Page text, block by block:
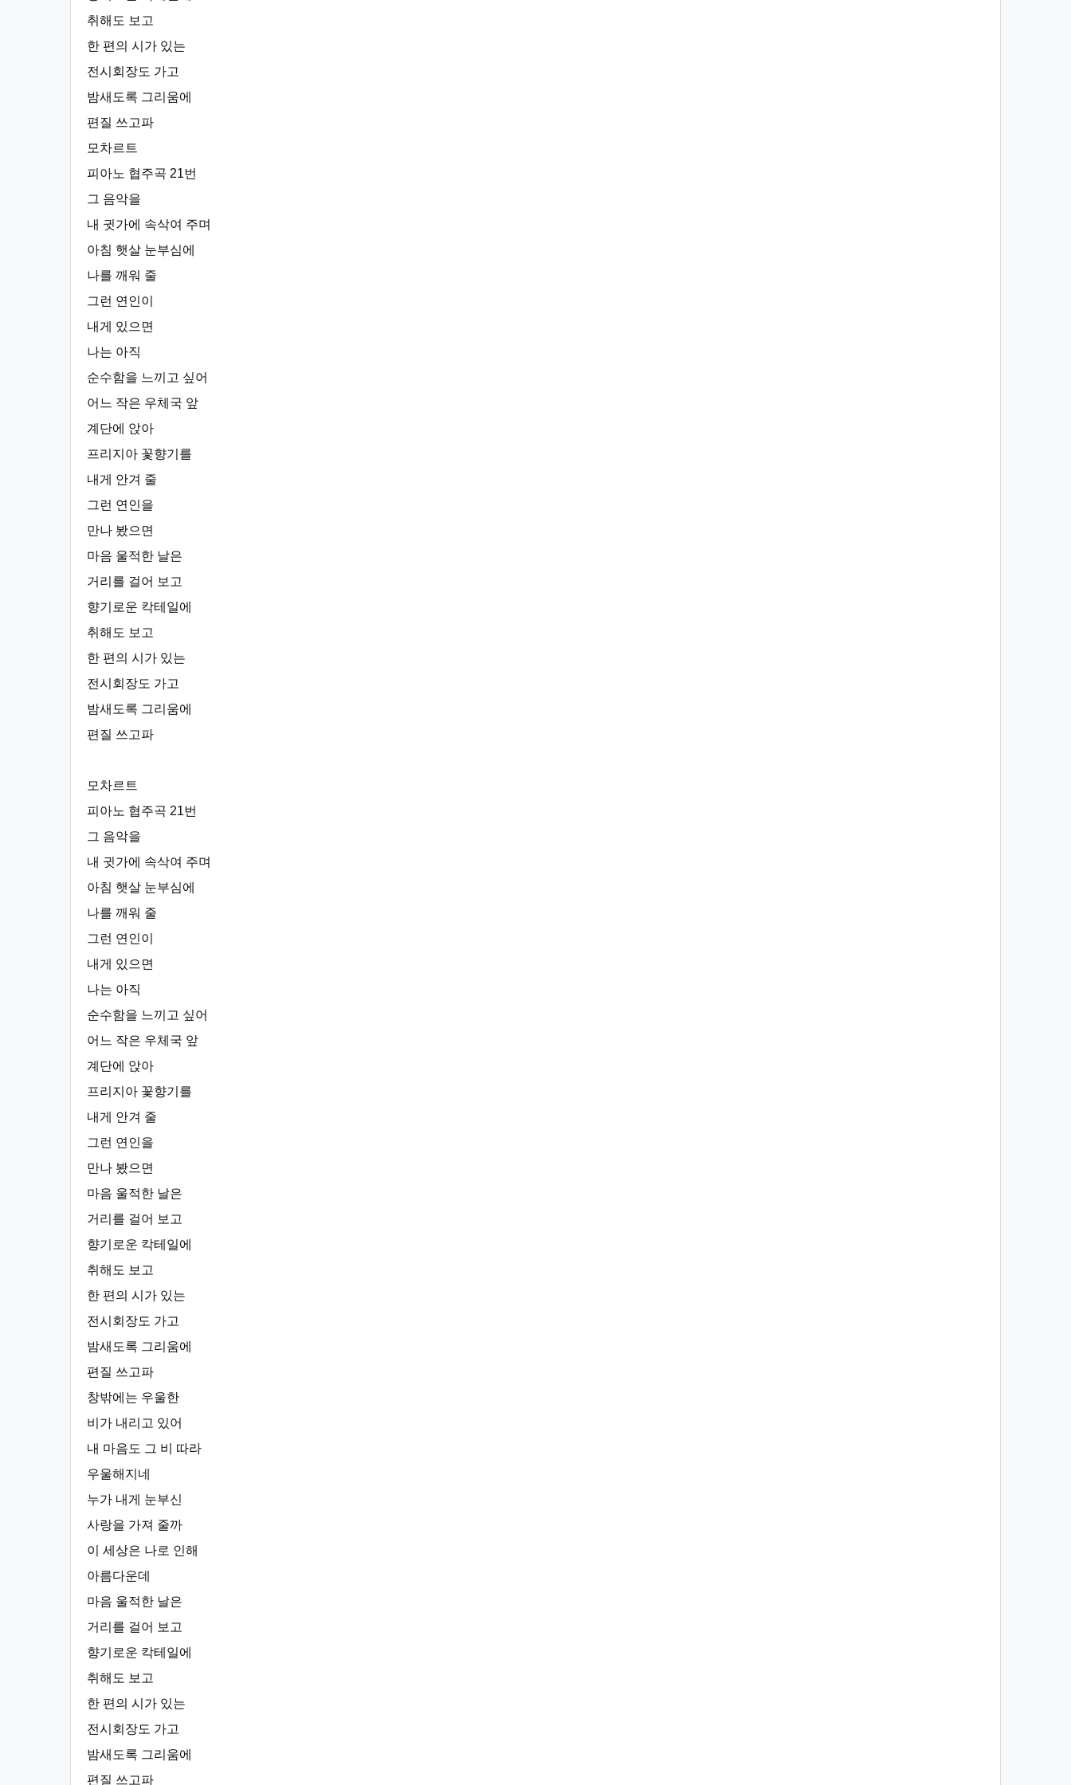
취해도 보고
한 편의 시가 있는
전시회장도 가고
밤새도록 그리움에
편질 쓰고파
모차르트
피아노 협주곡 21번
그 음악을
내 귓가에 속삭여 주며
아침 햇살 눈부심에
나를 깨워 줄
그런 연인이
내게 있으면
나는 아직
순수함을 느끼고 싶어
어느 작은 우체국 앞
계단에 앉아
프리지아 꽃향기를
내게 안겨 줄
그런 연인을
만나 봤으면
마음 울적한 날은
거리를 걸어 보고
향기로운 칵테일에
취해도 보고
한 편의 시가 있는
전시회장도 가고
밤새도록 그리움에
편질 쓰고파
모차르트
피아노 협주곡 21번
그 음악을
내 귓가에 속삭여 주며
아침 햇살 눈부심에
나를 깨워 줄
그런 연인이
내게 있으면
나는 아직
순수함을 느끼고 싶어
어느 작은 우체국 앞
계단에 앉아
프리지아 꽃향기를
내게 안겨 줄
그런 연인을
만나 봤으면
마음 울적한 날은
거리를 걸어 보고
향기로운 칵테일에
취해도 보고
한 편의 시가 있는
전시회장도 가고
밤새도록 그리움에
편질 쓰고파
창밖에는 우울한
비가 내리고 있어
내 마음도 그 비 따라
우울해지네
누가 내게 눈부신
사랑을 가져 줄까
이 세상은 나로 인해
아름다운데
마음 울적한 날은
거리를 걸어 보고
향기로운 칵테일에
취해도 보고
한 편의 시가 있는
전시회장도 가고
밤새도록 그리움에
편질 쓰고파